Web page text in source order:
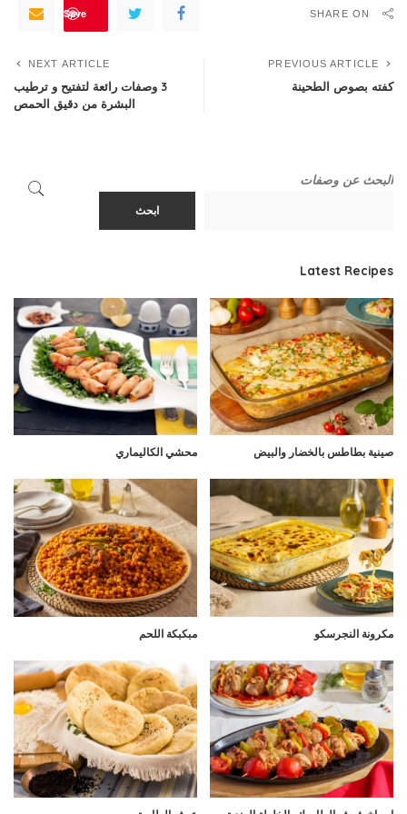
SHARE ON
Save
PREVIOUS ARTICLE
كفته بصوص الطحينة
NEXT ARTICLE
3 وصفات رائعة لتفتيح و ترطيب
البشرة من دقيق الحمص
البحث عن وصفات
ابحث
Latest Recipes
صينية بطاطس بالخضار والبيض محشي الكاليماري
مكرونة النجرسكو مبكبكة اللحم